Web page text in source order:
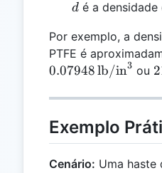
d
d é a densidade
Por exemplo, a
PTFE é
0.07948lb/in3 ou
Exemplo
Cenário: Uma haste